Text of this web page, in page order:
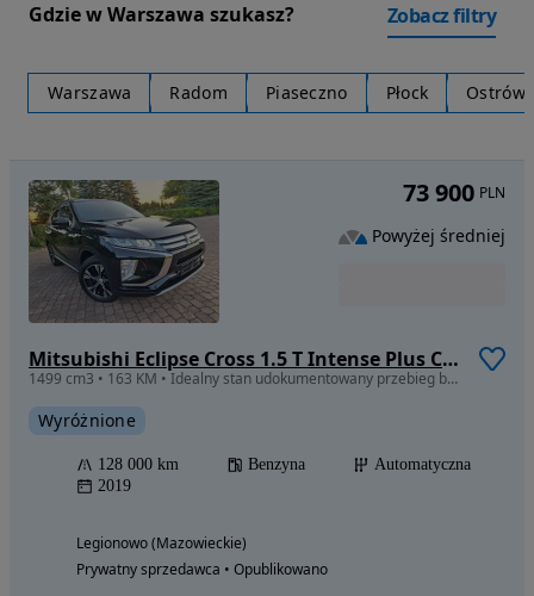
Gdzie w Warszawa szukasz? Zobacz filtry
Warszawa Radom Piaseczno Płock Ostrów
Mitsubishi Eclipse Cross 1.5 T Intense Plus CVT
1499 cm3 • 163 KM • Idealny stan udokumentowany przebieg bezwypadkowy Benzyna Automat
Wyróżnione
128 000 km Benzyna
Automatyczna
2019
Legionowo (Mazowieckie)
Prywatny sprzedawca • Opublikowano
73 900 PLN
Powyżej średniej